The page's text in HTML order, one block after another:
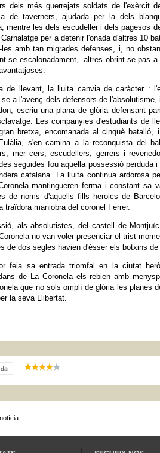
dels més guerrejats soldats de l'exèrcit
de taverners, ajudada per la dels
mentre les dels escudeller i dels pagesos
per a detenir l'onada d'altres 10
amb tan migrades defenses, i, no
se escalonadament, .altres obrint-se pas
de llevant, la lluita canvia de caràcter :
a l'avenç dels defensors de
escriu una plana de glòria defensant
Les companyies d'estudiants de
bretxa, encomanada al cinquè
s'en camina a la reconquista del
mer cers, escudellers, gerrers i
seguides fou aquella possessió perduda
catalana. La lluita continua ardorosa
mantingueren ferma i constant sa
de noms d'aquells fills heroics de
maniobra del coronel Ferrer.
als absolutistes, del castell de
no van voler presenciar el trist
de dos segles havien d'ésser els botxins de
feia sa entrada triomfal en la ciutat
de La Coronela els rebien amb
que no sols omplí de glòria les planes
la seva Llibertat.